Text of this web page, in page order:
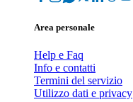
Area personale
Help e Faq
Info e contatti
Termini del servizio
Utilizzo dati e privacy